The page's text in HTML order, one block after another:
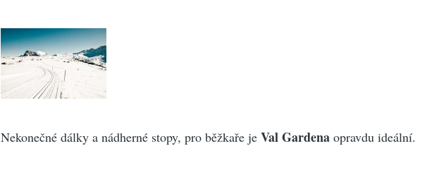
Nekonečné dálky a nádherné stopy, pro běžkaře jeVal Gardena opravdu ideální.